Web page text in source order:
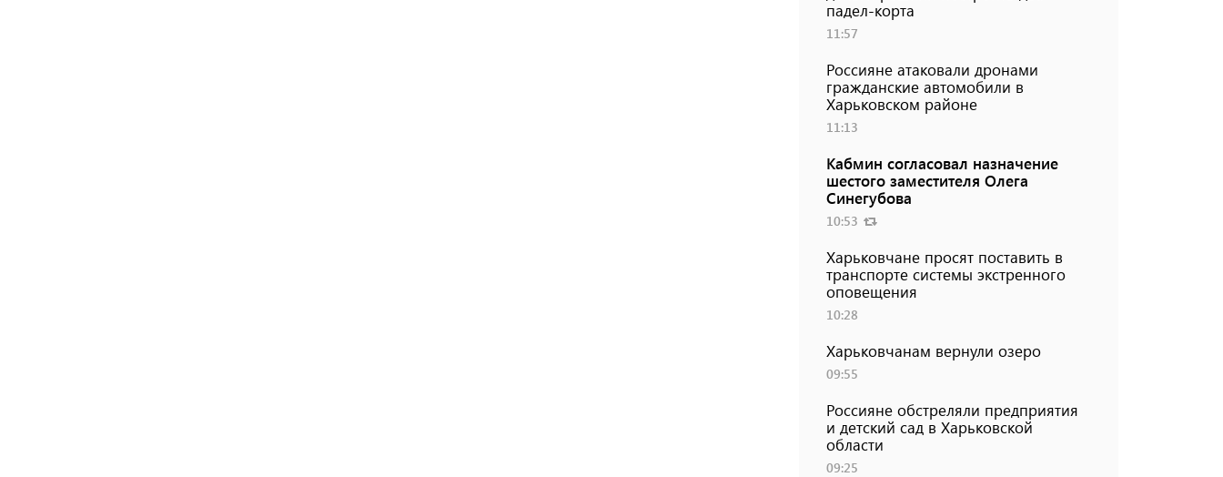
падел-корта
11:57
Россияне атаковали дронами
гражданские автомобили в
Харьковском районе
11:13
Кабмин согласовал назначение
шестого заместителя Олега
Синегубова
10:53
Харьковчане просят поставить в
транспорте системы экстренного
оповещения
10:28
Харьковчанам вернули озеро
09:55
Россияне обстреляли предприятия
и детский сад в Харьковской
области
09:25